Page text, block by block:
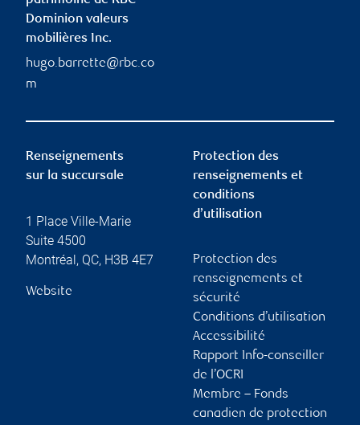
Dominion valeurs
mobilières Inc.
hugo.barrette@rbc.co
m
Renseignements
sur la succursale
1 Place Ville-Marie
Suite 4500
Montréal, QC, H3B 4E7
Website
Protection des
renseignements et
conditions
d’utilisation
Protection des
renseignements et
sécurité
Conditions d’utilisation
Accessibilité
Rapport Info-conseiller
de l’OCRI
Membre – Fonds
canadien de protection